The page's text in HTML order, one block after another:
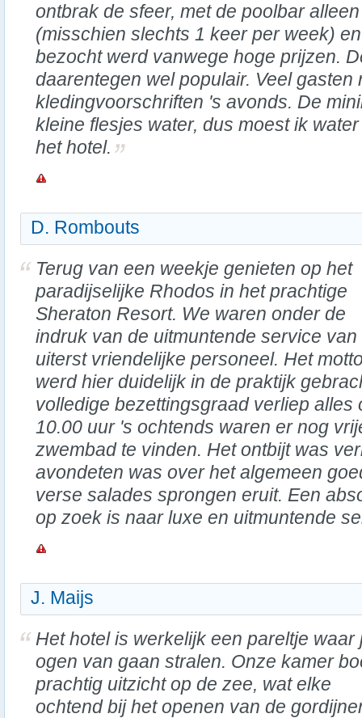
ontbrak de sfeer, met de poolbar
(misschien slechts 1 keer per week)
bezocht werd vanwege hoge prijzen.
daarentegen wel populair. Veel gasten
kledingvoorschriften 's avonds. De
kleine flesjes water, dus moest ik
het hotel.
D. Rombouts
Terug van een weekje genieten op het
paradijselijke Rhodos in het prachtige
Sheraton Resort. We waren onder de
indruk van de uitmuntende service van
uiterst vriendelijke personeel. Het
werd hier duidelijk in de praktijk
volledige bezettingsgraad verliep alles
10.00 uur 's ochtends waren er nog
zwembad te vinden. Het ontbijt was
avondeten was over het algemeen
verse salades sprongen eruit. Een
op zoek is naar luxe en uitmuntende
J. Maijs
Het hotel is werkelijk een pareltje waar
ogen van gaan stralen. Onze kamer
prachtig uitzicht op de zee, wat elke
ochtend bij het openen van de